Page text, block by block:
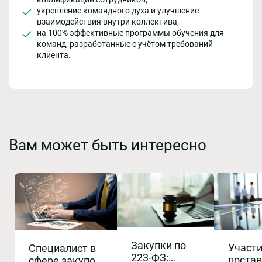
укрепление командного духа и улучшение
взаимодействия внутри коллектива;
на 100% эффективные программы обучения для
команд, разработанные с учётом требований
клиента.
Вам может быть интересно
Специалист в
Закупки по
223-ФЗ: